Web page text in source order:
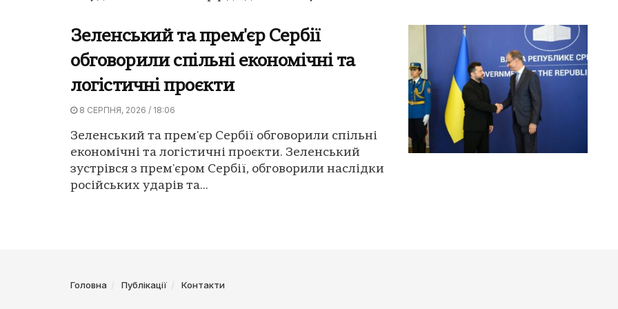
Зеленський та прем'єр Сербії
обговорили спільні економічні та
логістичні проєкти
8 СЕРПНЯ, 2026 / 18:06
Зеленський та прем'єр Сербії обговорили спільні
економічні та логістичні проєкти. Зеленський
зустрівся з прем'єром Сербії, обговорили наслідки
російських ударів та...
Головна Публікації Контакти